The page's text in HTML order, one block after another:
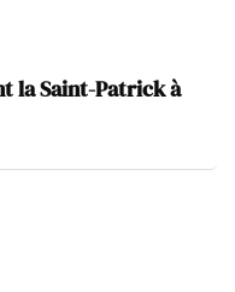
la Saint-Patrick à